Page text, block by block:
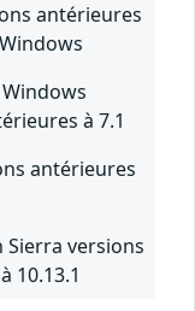
antérieures
à 7.1
antérieures
Sierra versions
10.13.1